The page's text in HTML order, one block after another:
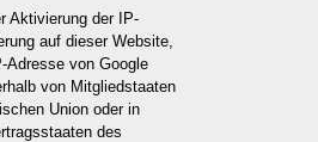
Aktivierung der IP-
auf dieser Website,
Adresse von Google
von Mitgliedstaaten
Union oder in
des